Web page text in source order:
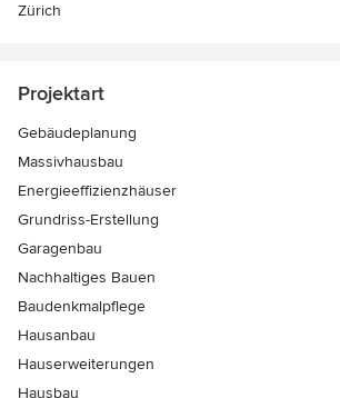
Zürich
Projektart
Gebäudeplanung
Massivhausbau
Energieeffizienzhäuser
Grundriss-Erstellung
Garagenbau
Nachhaltiges Bauen
Baudenkmalpflege
Hausanbau
Hauserweiterungen
Hausbau